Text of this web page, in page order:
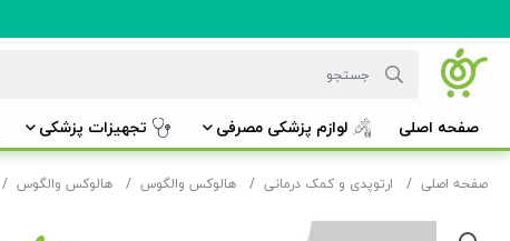
صفحه اصلی لوازم پزشکی مصرفی تجهیزات پزشکی
صفحه اصلی ارتوپدی و کمک درمانی هالوکس والگوس هالوکس والگوس